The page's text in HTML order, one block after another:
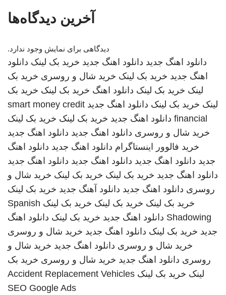
آخرین دیدگاه‌ها
دیدگاهی برای نمایش وجود ندارد.
دانلود اهنگ جدید دانلود اهنگ جدید خرید بک لینک دانلود
اهنگ جدید خرید بک لینک خرید شال و روسری خرید بک
لینک خرید بک لینک دانلود اهنگ خرید بک لینک خرید بک
لینک خرید بک لینک دانلود اهنگ جدید smart money credit
financial دانلود اهنگ جدید خرید بک لینک خرید بک لینک
خرید شال و روسری دانلود اهنگ جدید دانلود اهنگ جدید
خرید فالوور اینستاگرام دانلود اهنگ جدید دانلود اهنگ
جدید دانلود اهنگ جدید دانلود اهنگ جدید دانلود اهنگ جدید
دانلود اهنگ جدید خرید بک لینک خرید بک لینک خرید شال و
روسری دانلود اهنگ جدید دانلود آهنگ جدید خرید بک لینک
خرید بک لینک خرید بک لینک خرید بک لینک Spanish
Shadowing دانلود اهنگ جدید خرید بک لینک دانلود اهنگ
جدید خرید بک لینک دانلود اهنگ جدید خرید شال و روسری
خرید شال و روسری دانلود اهنگ جدید خرید شال و
روسری دانلود اهنگ جدید خرید شال و روسری خرید بک
لینک خرید بک لینک Accident Replacement Vehicles
SEO Google Ads